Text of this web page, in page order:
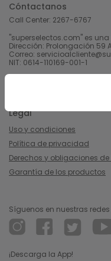
Cóntactanos
Call Center: 2267-6767
"superselectos.com" es
Dirección: Prolongación 59
Correo:
NIT: 0614-110169-001-1
Legal
Uso y condiciones
Política de privacidad
Derechos y obligaciones de
Garantía de los productos
Síguenos en nuestras
¡Descarga la App!